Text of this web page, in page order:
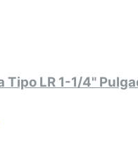
Tipo LR 1-1/4"